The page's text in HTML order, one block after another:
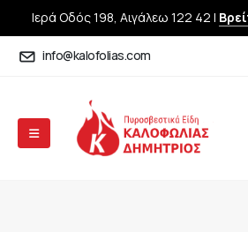
Ιερά Οδός 198, Αιγάλεω 122 42 |
info@kalofolias.com